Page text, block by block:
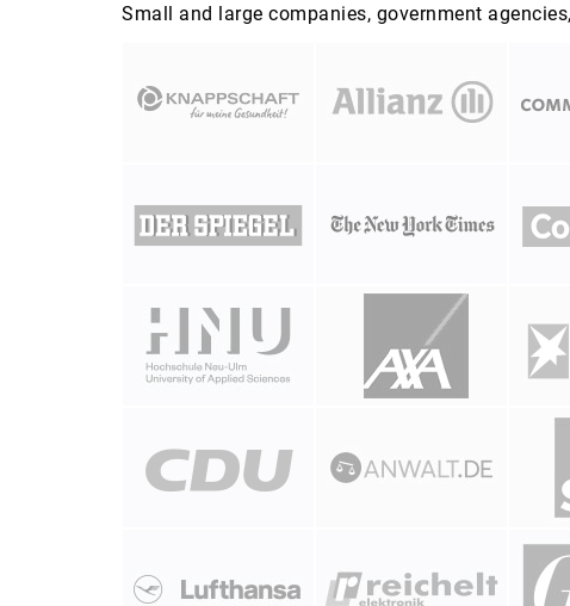
Small and large companies, government